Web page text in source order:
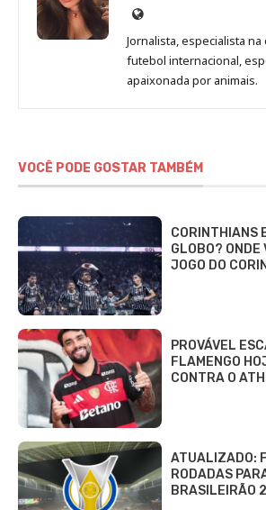
Site
de
Beatriz
Fabbri
Jornalista, especialista
futebol internacional,
apaixonada por animais.
VOCÊ PODE GOSTAR TAMBÉM
CORINTHIANS
GLOBO? ONDE
JOGO DO
PROVÁVEL
FLAMENGO
CONTRA O
ATUALIZADO:
RODADAS
BRASILEIRÃO